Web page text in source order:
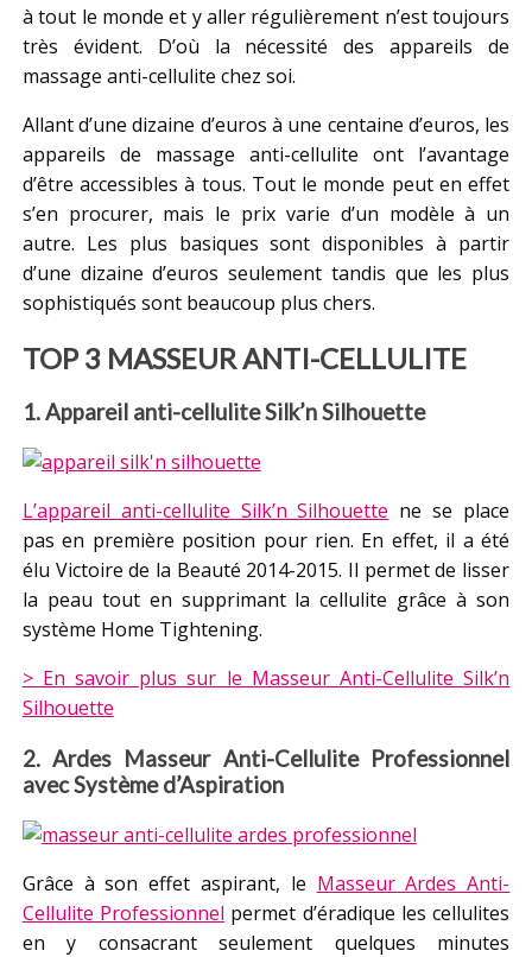
à tout le monde et y aller régulièrement n’est toujours
très évident. D’où la nécessité des appareils de
massage anti-cellulite chez soi.
Allant d’une dizaine d’euros à une centaine d’euros, les
appareils de massage anti-cellulite ont l’avantage
d’être accessibles à tous. Tout le monde peut en effet
s’en procurer, mais le prix varie d’un modèle à un
autre. Les plus basiques sont disponibles à partir
d’une dizaine d’euros seulement tandis que les plus
sophistiqués sont beaucoup plus chers.
TOP 3 MASSEUR ANTI-CELLULITE
1. Appareil anti-cellulite Silk’n Silhouette
L’appareil anti-cellulite Silk’n Silhouette ne se place
pas en première position pour rien. En effet, il a été
élu Victoire de la Beauté 2014-2015. Il permet de lisser
la peau tout en supprimant la cellulite grâce à son
système Home Tightening.
> En savoir plus sur le Masseur Anti-Cellulite Silk’n
Silhouette
2. Ardes Masseur Anti-Cellulite Professionnel
avec Système d’Aspiration
Grâce à son effet aspirant, le Masseur Ardes Anti-
Cellulite Professionnel permet d’éradique les cellulites
en y consacrant seulement quelques minutes